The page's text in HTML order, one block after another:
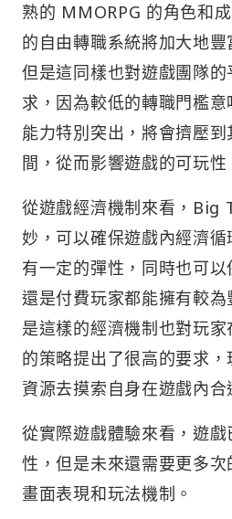
熟的 MMORPG 的角色和
的自由轉職系統將加大地豐
但是這同樣也對遊戲團隊
求，因為較低的轉職門檻
能力特別突出，將會擠壓
間，從而影響遊戲的可玩性
從遊戲經濟機制來看，Big
妙，可以確保遊戲內經濟
有一定的彈性，同時也可
還是付費玩家都能擁有較
是這樣的經濟機制也對玩
的策略提出了很高的要求
資源去摸索自身在遊戲內合
從實際遊戲體驗來看，遊
性，但是未來還需要更多
畫面表現和玩法機制。